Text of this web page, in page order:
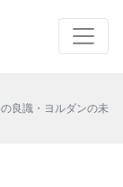
良識・ヨルダンの未